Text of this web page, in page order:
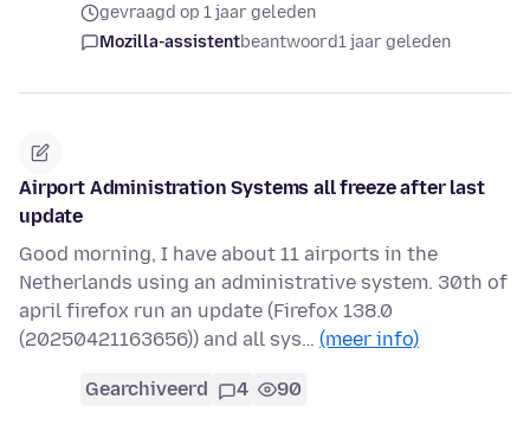
gevraagd op 1 jaar geleden
Mozilla-assistentbeantwoord1 jaar geleden
Airport Administration Systems all freeze after last
update
Good morning, I have about 11 airports in the
Netherlands using an administrative system. 30th of
april firefox run an update (Firefox 138.0
(20250421163656)) and all sys… (meer info)
Gearchiveerd 4 90